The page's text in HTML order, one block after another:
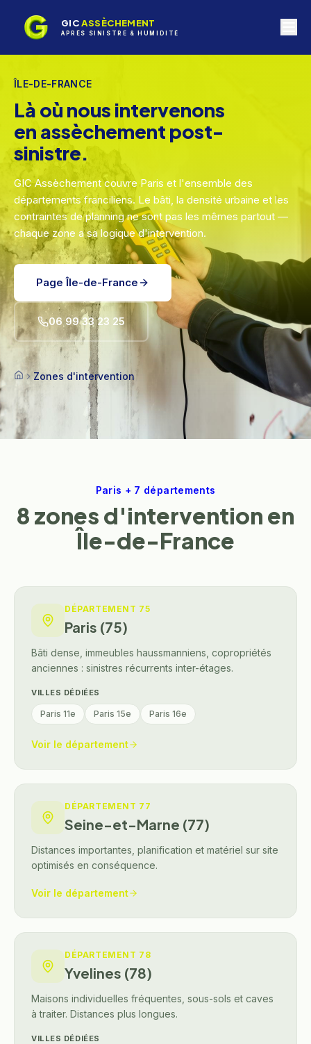
GICASSÈCHEMENT
APRÈS SINISTRE & HUMIDITÉ
ÎLE-DE-FRANCE
Là où nous intervenons
en assèchement post-
sinistre.
GIC Assèchement couvre Paris et l'ensemble des
départements franciliens. Le bâti, la densité urbaine et les
contraintes de planning ne sont pas les mêmes partout —
chaque zone a sa logique d'intervention.
Page Île-de-France
06 99 33 23 25
AccueilZones d'intervention
Paris + 7 départements
8 zones d'intervention en
Île-de-France
DÉPARTEMENT 75
Paris (75)
Bâti dense, immeubles haussmanniens, copropriétés
anciennes : sinistres récurrents inter-étages.
VILLES DÉDIÉES
Paris 11e Paris 15e Paris 16e
Voir le département
DÉPARTEMENT 77
Seine-et-Marne (77)
Distances importantes, planification et matériel sur site
optimisés en conséquence.
Voir le département
DÉPARTEMENT 78
Yvelines (78)
Maisons individuelles fréquentes, sous-sols et caves
à traiter. Distances plus longues.
VILLES DÉDIÉES